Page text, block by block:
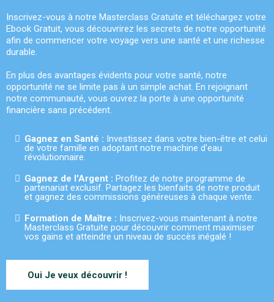
Inscrivez-vous à notre Masterclass Gratuite et téléchargez votre
Ebook Gratuit, vous découvrirez les secrets de notre opportunité
afin de commencer votre voyage vers une santé et une richesse
durable.
En plus des avantages évidents pour votre santé, notre
opportunité ne se limite pas à un simple achat. En rejoignant
notre communauté, vous ouvrez la porte à une opportunité
financière sans précédent.
Gagnez en Santé : Investissez dans votre bien-être et celui
de votre famille en adoptant notre machine d'eau
révolutionnaire.
Gagnez de l'Argent : Profitez de notre programme de
partenariat exclusif. Partagez les bienfaits de notre produit
et gagnez des commissions généreuses à chaque vente.
Formation de Maître : Inscrivez-vous maintenant à notre
Masterclass Gratuite pour découvrir comment maximiser
vos gains et atteindre un niveau de succès inégalé !
Oui Je veux découvrir !